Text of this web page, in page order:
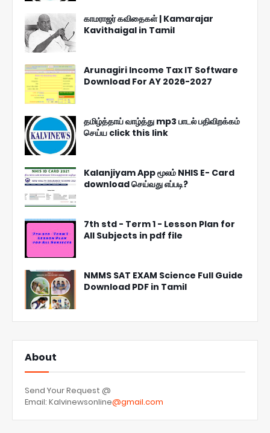
காமராஜர் கவிதைகள் | Kamarajar
Kavithaigal in Tamil
Arunagiri Income Tax IT Software
Download For AY 2026-2027
தமிழ்த்தாய் வாழ்த்து mp3 பாடல் பதிவிறக்கம்
செய்ய click this link
Kalanjiyam App மூலம் NHIS E- Card
download செய்வது எப்படி?
7th std - Term 1 - Lesson Plan for
All Subjects in pdf file
NMMS SAT EXAM Science Full Guide
Download PDF in Tamil
About
Send Your Request @
Email: Kalvinewsonline@gmail.com